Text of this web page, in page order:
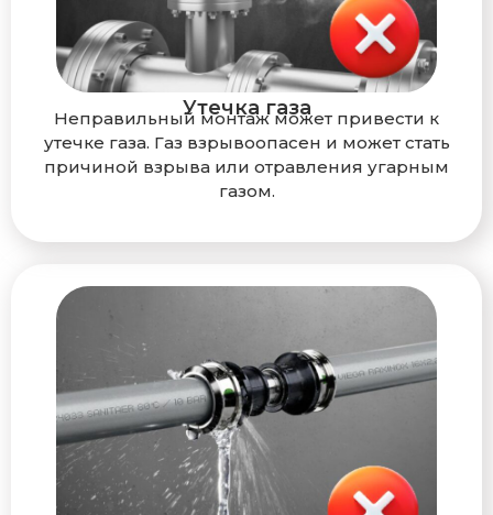
Утечка газа
Неправильный монтаж может привести к
утечке газа. Газ взрывоопасен и может стать
причиной взрыва или отравления угарным
газом.